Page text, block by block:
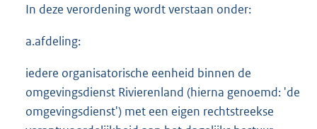
In deze verordening wordt verstaan onder:
a.afdeling:
iedere organisatorische eenheid binnen de
omgevingsdienst Rivierenland (hierna genoemd: 'de
omgevingsdienst') met een eigen rechtstreekse